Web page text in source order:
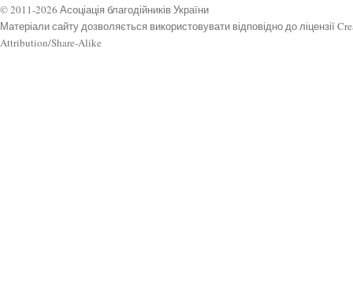
© 2011-2026 Асоціація благодійників України
Матеріали сайту дозволяється використовувати відповідно до ліцензії
Attribution/Share-Alike